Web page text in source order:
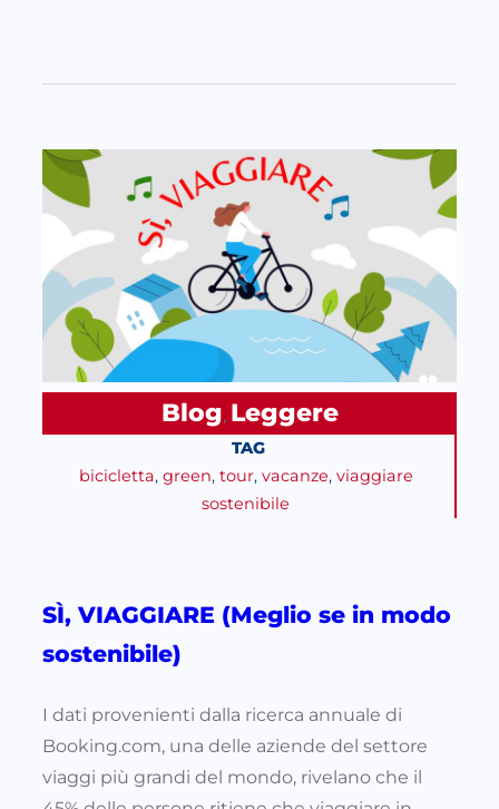
Blog, Leggere
TAG
bicicletta, green, tour, vacanze, viaggiare
sostenibile
SÌ, VIAGGIARE (Meglio se in modo
sostenibile)
I dati provenienti dalla ricerca annuale di
Booking.com, una delle aziende del settore
viaggi più grandi del mondo, rivelano che il